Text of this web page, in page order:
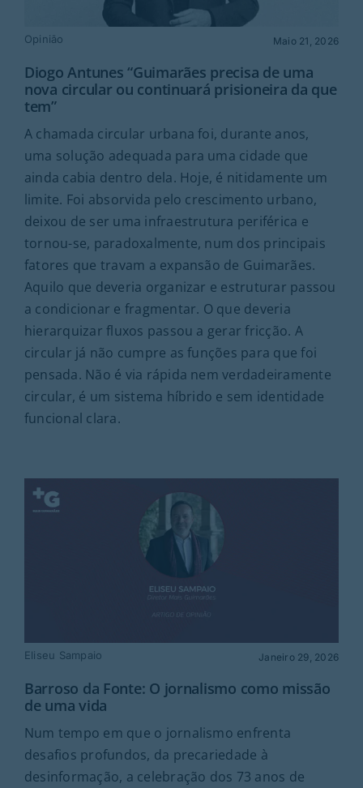
Revista
Search
For:
Opinião Maio 21, 2026
Diogo Antunes “Guimarães precisa de uma
nova circular ou continuará prisioneira da que
tem”
A chamada circular urbana foi, durante anos,
uma solução adequada para uma cidade que
ainda cabia dentro dela. Hoje, é nitidamente um
limite. Foi absorvida pelo crescimento urbano,
deixou de ser uma infraestrutura periférica e
tornou-se, paradoxalmente, num dos principais
fatores que travam a expansão de Guimarães.
Aquilo que deveria organizar e estruturar passou
a condicionar e fragmentar. O que deveria
hierarquizar fluxos passou a gerar fricção. A
circular já não cumpre as funções para que foi
pensada. Não é via rápida nem verdadeiramente
circular, é um sistema híbrido e sem identidade
funcional clara.
Eliseu Sampaio Janeiro 29, 2026
Barroso da Fonte: O jornalismo como missão
de uma vida
Num tempo em que o jornalismo enfrenta
desafios profundos, da precariedade à
desinformação, a celebração dos 73 anos de